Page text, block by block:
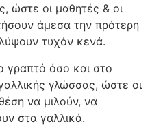
ώστε οι μαθητές & οι
άμεσα την πρότερη
τυχόν κενά.
γραπτό όσο και στο
γλώσσας, ώστε οι
να μιλούν, να
στα γαλλικά.